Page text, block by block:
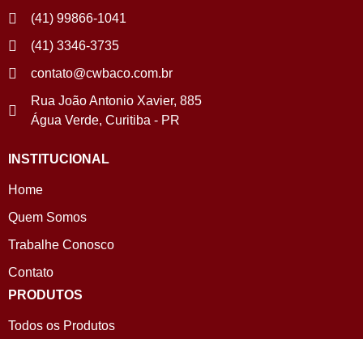
(41) 99866-1041
(41) 3346-3735
contato@cwbaco.com.br
Rua João Antonio Xavier, 885
Água Verde, Curitiba - PR
INSTITUCIONAL
Home
Quem Somos
Trabalhe Conosco
Contato
PRODUTOS
Todos os Produtos